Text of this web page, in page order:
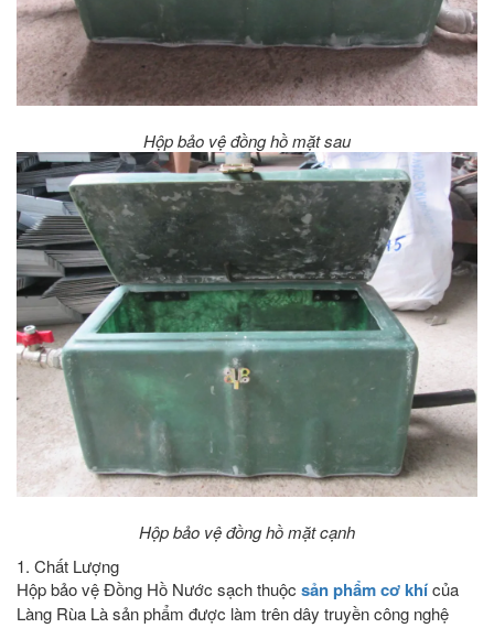
Hộp bảo vệ đồng hồ mặt sau
Hộp bảo vệ đồng hồ mặt cạnh
1. Chất Lượng
Hộp bảo vệ Đồng Hồ Nước sạch thuộc sản phẩm cơ khícủa
Làng Rùa Là sản phẩm được làm trên dây truyền công nghệ